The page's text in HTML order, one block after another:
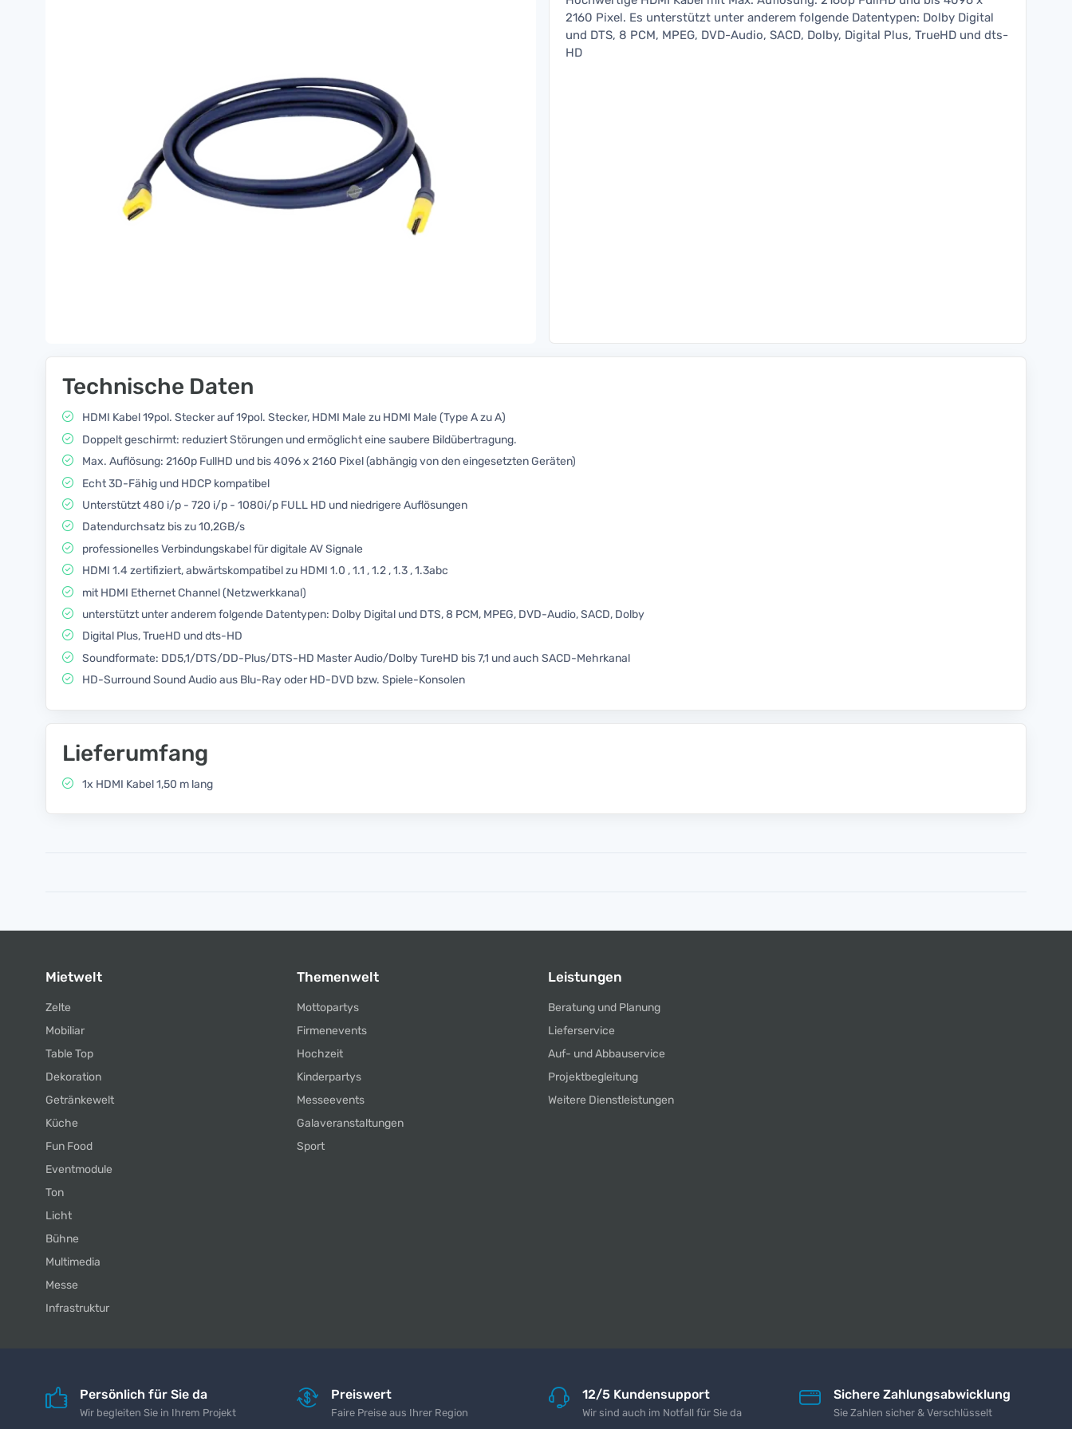
2160 Pixel. Es unterstützt unter anderem folgende Datentypen: Dolby Digital
und DTS, 8 PCM, MPEG, DVD-Audio, SACD, Dolby, Digital Plus, TrueHD und dts-
HD
Technische Daten
HDMI Kabel 19pol. Stecker auf 19pol. Stecker, HDMI Male zu HDMI Male (Type A zu A)
Doppelt geschirmt: reduziert Störungen und ermöglicht eine saubere Bildübertragung.
Max. Auflösung: 2160p FullHD und bis 4096 x 2160 Pixel (abhängig von den eingesetzten Geräten)
Echt 3D-Fähig und HDCP kompatibel
Unterstützt 480 i/p - 720 i/p - 1080i/p FULL HD und niedrigere Auflösungen
Datendurchsatz bis zu 10,2GB/s
professionelles Verbindungskabel für digitale AV Signale
HDMI 1.4 zertifiziert, abwärtskompatibel zu HDMI 1.0 , 1.1 , 1.2 , 1.3 , 1.3abc
mit HDMI Ethernet Channel (Netzwerkkanal)
unterstützt unter anderem folgende Datentypen: Dolby Digital und DTS, 8 PCM, MPEG, DVD-Audio, SACD, Dolby
Digital Plus, TrueHD und dts-HD
Soundformate: DD5,1/DTS/DD-Plus/DTS-HD Master Audio/Dolby TureHD bis 7,1 und auch SACD-Mehrkanal
HD-Surround Sound Audio aus Blu-Ray oder HD-DVD bzw. Spiele-Konsolen
Lieferumfang
1x HDMI Kabel 1,50 m lang
Mietwelt
Zelte
Mobiliar
Table Top
Dekoration
Getränkewelt
Küche
Fun Food
Eventmodule
Ton
Licht
Bühne
Multimedia
Messe
Infrastruktur
Themenwelt
Mottopartys
Firmenevents
Hochzeit
Kinderpartys
Messeevents
Galaveranstaltungen
Sport
Leistungen
Beratung und Planung
Lieferservice
Auf- und Abbauservice
Projektbegleitung
Weitere Dienstleistungen
Persönlich für Sie da
Wir begleiten Sie in Ihrem Projekt
Preiswert
Faire Preise aus Ihrer Region
12/5 Kundensupport
Wir sind auch im Notfall für Sie da
Sichere Zahlungsabwicklung
Sie Zahlen sicher & Verschlüsselt